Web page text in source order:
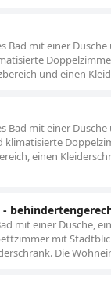
Bad mit einer
und einen
Bad mit einer
einen
-
mit einer Dusche,
mit
Die